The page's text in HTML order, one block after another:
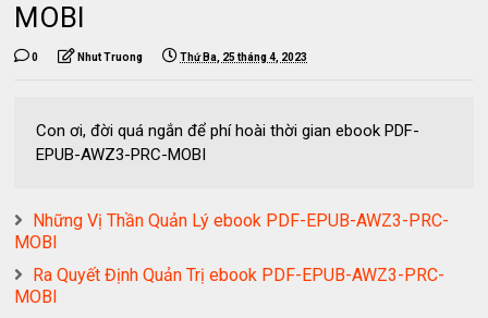
MOBI
0 Nhut Truong Thứ Ba, 25 tháng 4, 2023
Con ơi, đời quá ngắn để phí hoài thời gian ebook PDF-
EPUB-AWZ3-PRC-MOBI
Những Vị Thần Quản Lý ebook PDF-EPUB-AWZ3-PRC-
MOBI
Ra Quyết Định Quản Trị ebook PDF-EPUB-AWZ3-PRC-
MOBI